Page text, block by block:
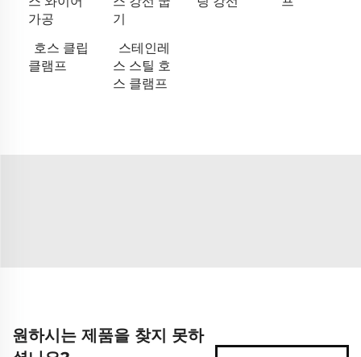
가공
기
호스 클립
클램프
스테인레
스 스틸 호
스 클램프
원하시는 제품을 찾지 못하